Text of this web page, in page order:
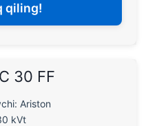
qiling!
30 FF
Ariston
kVt